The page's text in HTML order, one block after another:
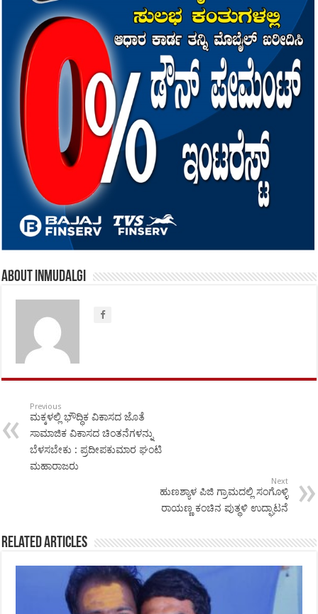
About inmudalgi
Previous
ಮಕ್ಕಳಲ್ಲಿ ಭೌದ್ಧಿಕ ವಿಕಾಸದ ಜೊತೆ
ಸಾಮಾಜಿಕ ವಿಕಾಸದ ಚಿಂತನೆಗಳನ್ನು
ಬೆಳಸಬೇಕು : ಪ್ರದೀಪಕುಮಾರ ಘಂಟಿ
ಮಹಾರಾಜರು
Next
ಹುಣಶ್ಯಾಳ ಪಿಜಿ ಗ್ರಾಮದಲ್ಲಿ ಸಂಗೊಳ್ಳಿ
ರಾಯಣ್ಣ ಕಂಚಿನ ಪುತ್ಥಳಿ ಉದ್ಘಾಟನೆ
Related Articles